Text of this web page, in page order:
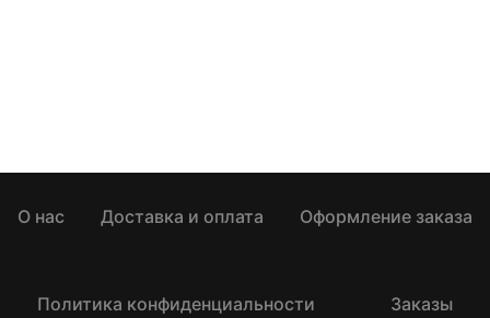
О нас Доставка и оплата Оформление заказа
Политика конфиденциальности Заказы